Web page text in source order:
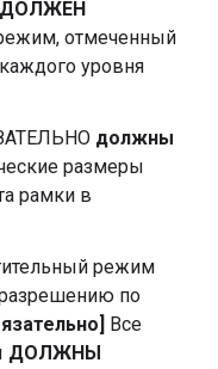
ДОЛЖЕН
отмеченный
уровня
должны
размеры
рамки в
режим
разрешению по
Все
ДОЛЖНЫ